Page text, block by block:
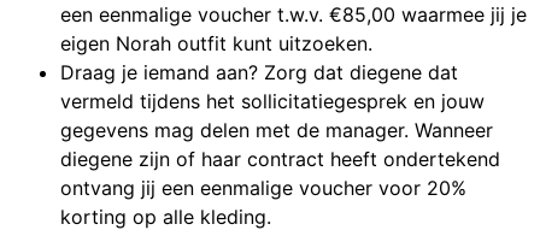
een eenmalige voucher t.w.v. €85,00 waarmee jij je
eigen Norah outfit kunt uitzoeken.
Draag je iemand aan? Zorg dat diegene dat
vermeld tijdens het sollicitatiegesprek en jouw
gegevens mag delen met de manager. Wanneer
diegene zijn of haar contract heeft ondertekend
ontvang jij een eenmalige voucher voor 20%
korting op alle kleding.